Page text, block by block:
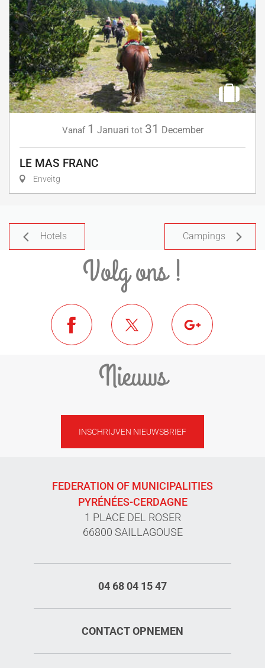
Vanaf 1 Januari tot 31 December
LE MAS FRANC
Enveitg
Hotels Campings
Volg ons !
Nieuws
INSCHRIJVEN NIEUWSBRIEF
FEDERATION OF MUNICIPALITIES
PYRÉNÉES-CERDAGNE
1 PLACE DEL ROSER
66800 SAILLAGOUSE
04 68 04 15 47
CONTACT OPNEMEN